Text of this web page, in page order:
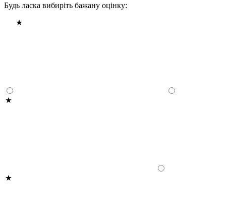
Будь ласка вибиріть бажану оцінку: